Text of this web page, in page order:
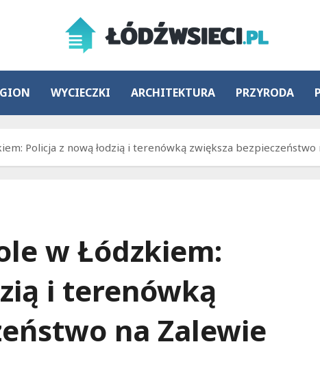
WYCIECZKI ARCHITEKTURA PRZYRODA
Policja z nową łodzią i terenówką zwiększa bezpieczeństwo
w Łódzkiem:
i terenówką
na Zalewie